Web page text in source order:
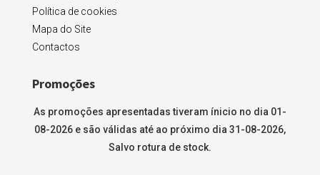
Política de cookies
Mapa do Site
Contactos
Promoções
As promoções apresentadas tiveram ínicio no dia 01-
08-2026 e são válidas até ao próximo dia 31-08-2026,
Salvo rotura de stock.